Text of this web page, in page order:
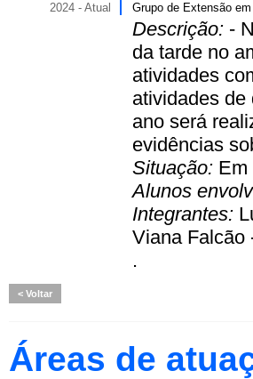
2024 - Atual Grupo de Extensão
Descrição: -
da tarde no
atividades
atividades de
ano será
evidências
Situação: Em
Alunos
Integrantes:
Viana Falcão
.
Voltar
Áreas de